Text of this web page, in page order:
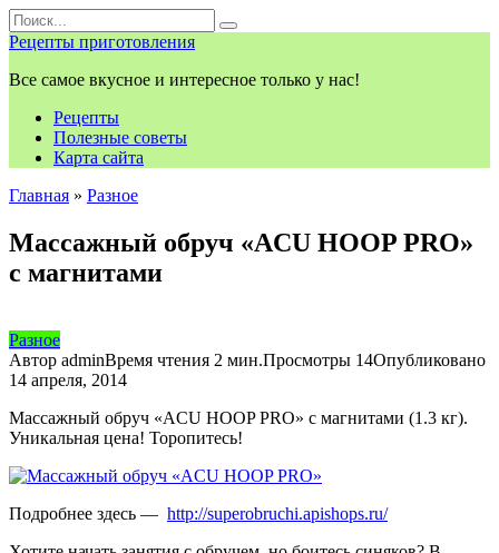
Перейти
к
контенту
Search
for:
Рецепты приготовления
Все самое вкусное и интересное только у нас!
Рецепты
Полезные советы
Карта сайта
Главная » Разное
Массажный обруч «ACU HOOP PRO»
с магнитами
Разное
Автор adminВремя чтения 2 мин.Просмотры 14Опубликовано
14 апреля, 2014
Массажный обруч «ACU HOOP PRO» с магнитами (1.3 кг).
Уникальная цена! Торопитесь!
Подробнее здесь — http://superobruchi.apishops.ru/